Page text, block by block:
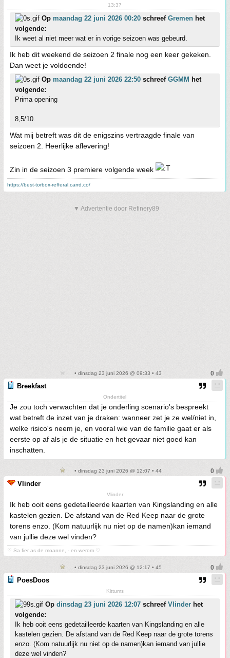
13:37
Op maandag 22 juni 2026 00:20 schreef Gremen het
volgende:
Ik weet al niet meer wat er in vorige seizoen was gebeurd.
Ik heb dit weekend de seizoen 2 finale nog een keer gekeken.
Dan weet je voldoende!
Op maandag 22 juni 2026 22:50 schreef GGMM het
volgende:
Prima opening
8,5/10.
Wat mij betreft was dit de enigszins vertraagde finale van
seizoen 2. Heerlijke aflevering!
Zin in de seizoen 3 premiere volgende week
https://best-torbox-refferal.carrd.co/
▼ Advertentie door Refinery89
• dinsdag 23 juni 2026 @ 09:33 • 43
Breekfast
Ondertitel
Je zou toch verwachten dat je onderling scenario's bespreekt
wat betreft de inzet van je draken: wanneer zet je ze wel/niet in,
welke risico's neem je, en vooral wie van de familie gaat er als
eerste op af als je de situatie en het gevaar niet goed kan
inschatten.
• dinsdag 23 juni 2026 @ 12:07 • 44
Vlinder
Vlinder
Ik heb ooit eens gedetailleerde kaarten van Kingslanding en alle
kastelen gezien. De afstand van de Red Keep naar de grote
torens enzo. (Kom natuurlijk nu niet op de namen)kan iemand
van jullie deze wel vinden?
♡ Sa fier as de moanne, - en werom ♡
• dinsdag 23 juni 2026 @ 12:17 • 45
PoesDoos
Kittums
Op dinsdag 23 juni 2026 12:07 schreef Vlinder het
volgende:
Ik heb ooit eens gedetailleerde kaarten van Kingslanding en alle
kastelen gezien. De afstand van de Red Keep naar de grote torens
enzo. (Kom natuurlijk nu niet op de namen)kan iemand van jullie
deze wel vinden?